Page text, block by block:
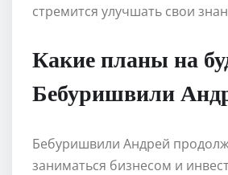
стремится улучшать свои
Какие планы на
Бебуришвили
Бебуришвили Андрей
заниматься бизнесом и